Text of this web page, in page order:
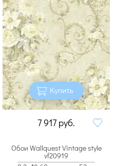
Купить
7 917 руб.
Обои Wallquest Vintage style
vf20919